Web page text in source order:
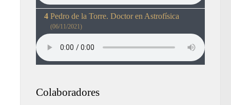
Pedro de la Torre. Doctor en Astrofísica
(06/11/2021)
Colaboradores